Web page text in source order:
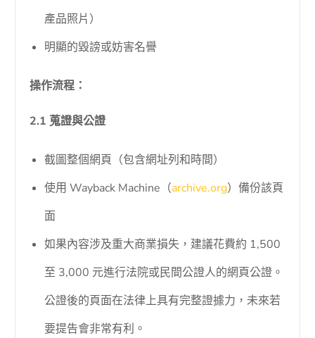
產品照片）
明顯的毀謗或妨害名譽
操作流程：
2.1 蒐證與公證
截圖整個網頁（包含網址列和時間）
使用 Wayback Machine（archive.org）備份該頁
面
如果內容涉及重大商業損失，建議花費約 1,500
至 3,000 元進行法院或民間公證人的網頁公證。
公證後的頁面在法律上具有完整證據力，未來若
要提告會非常有利。